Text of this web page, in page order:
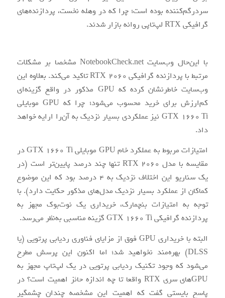
سردرگم‌کننده بوده است؛ چرا که در وهله نخست، پردازنده‌های
گرافیکی RTX لپ‌تاپی روانه بازار شدند.
با این‌حال وب‌سایت NotebookCheck.net مشخصا بر مشکلات
مرتبط با پردازنده گرافیکی RTX 2060 تاکید می‌کند. بعلاوه این
وب‌سایت خاطرنشان کرده که GPU مذکور در واقع گزینه‌ای
کم‌ارزش برای خرید محسوب می‌شود؛ چرا که GPU موبایلی
GTX 1660 Ti نیز عملکردی بسیار نزدیک به آن‌را ارایه خواهد
داد.
امتیازات مربوط به عملکرد خام GPU موبایلی GTX 1660 Ti در
مقایسه با مدل RTX 2060 تنها چند درصد پایین‌تر است (در
یک سناریو این اختلاف نزدیک به 4 درصد بود که این موضوع
کماکان از عملکرد بسیار نزدیک مدل‌های مذکور حکایت دارد). با
توجه به امتیازات بنچمارک، خریداری یک نوت‌بوک مجهز به
پردازنده گرافیکی GTX 1660 Ti گزینه مناسبی به‌نظر می‌رسد.
البته با خریداری GPU فوق از مزایای فناوری ردیابی پرتویی (یا
DLSS) بهره‌مند نخواهید شد؛ اما اکنون این پرسش مطرح
می‌شود که وجود تکنیک ردیابی پرتویی در یک لپ‌تاپ مجهز به
GPUهای سری RTX واقعا تا چه اندازه حائز اهمیت است؟ در
پاسخ بایستی گفت که اهمیت این مشخصه چندان چشمگیر